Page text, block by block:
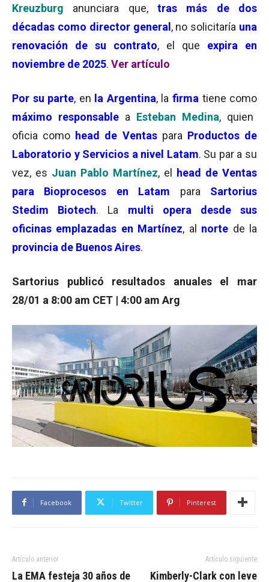
Kreuzburg anunciara que,tras más de dos
décadas como director general , no solicitaría una
renovación de su contrato, el que expira en
noviembre de 2025. Ver artículo
Por su parte, en la Argentina, la firma tiene como
máximo responsable a Esteban Medina, quien
oficia como head de Ventas para Productos de
Laboratorio y Servicios a nivel Latam. Su par a su
vez, es Juan Pablo Martínez, el
head de Ventas
para Bioprocesos en Latam para Sartorius
Stedim Biotech. La multi opera desde sus
oficinas emplazadas en Martínez, al norte de la
provincia de Buenos Aires.
Sartorius publicó resultados anuales el mar
28/01 a 8:00 am CET | 4:00 am Arg
Facebook Twitter Pinterest
Artículo anterior
La EMA festeja 30 años de
Artículo siguiente
Kimberly-Clark con leve